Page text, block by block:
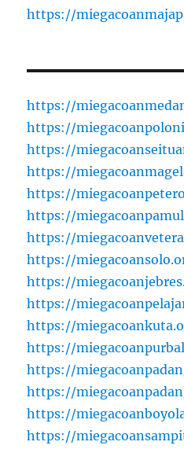
https://
https://
https://
https://
https://
https://
https://
https://
https://
https://
https://
https://
https://
https://
https://
https://
https://